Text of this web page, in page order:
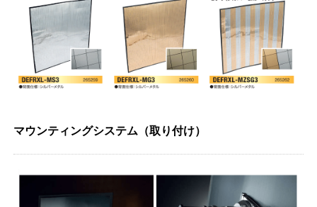
マウンティングシステム（取り付け）